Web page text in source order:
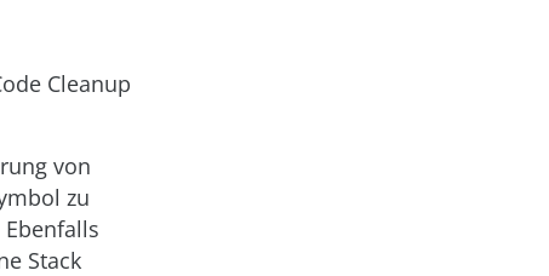
Cleanup
von
zu
Stack